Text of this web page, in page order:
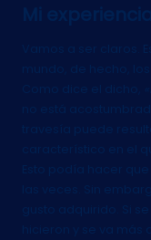
Mi experiencia
Vamos a ser claros.
mundo, de hecho,
Como dice el dicho,
no está
travesía puede
característico en el
Esto podía hacer
las veces. Sin
gusto adquirido. Si
hicieron y se va